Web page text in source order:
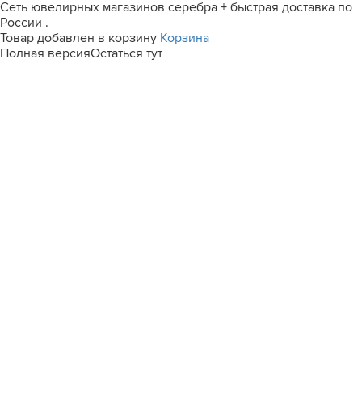
Сеть ювелирных магазинов серебра + быстрая доставка по
России .
Товар добавлен в корзину Корзина
Полная версияОстаться тут